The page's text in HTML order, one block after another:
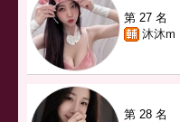
第 27 名
沐沐m
第 28 名